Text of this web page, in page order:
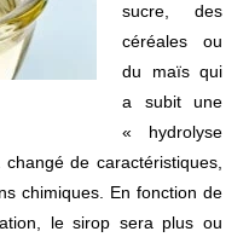
sucre, des
céréales ou
du maïs qui
a subit une
« hydrolyse
de caractéristiques,
chimiques. En fonction de
le sirop sera plus ou